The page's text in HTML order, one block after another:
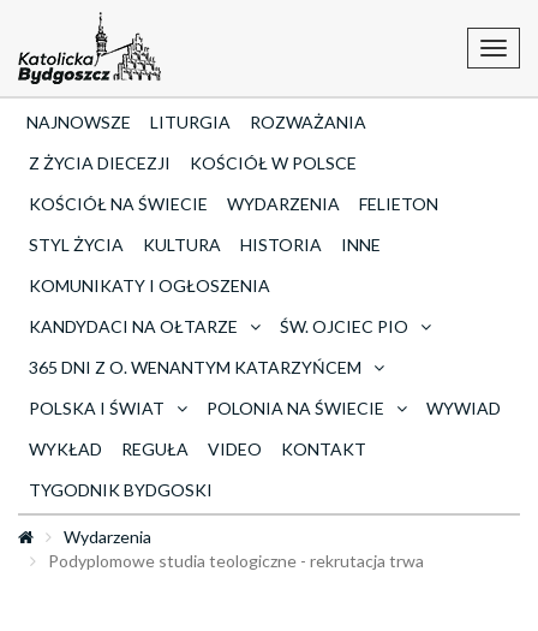
NAJNOWSZE LITURGIA
ROZWAŻANIA
Z ŻYCIA DIECEZJI
KOŚCIÓŁ W POLSCE
KOŚCIÓŁ NA ŚWIECIE
WYDARZENIA
FELIETON
STYL ŻYCIA
KULTURA HISTORIA
INNE
KOMUNIKATY I OGŁOSZENIA
KANDYDACI NA OŁTARZE
ŚW. OJCIEC PIO
365 DNI Z O. WENANTYM KATARZYŃCEM
POLSKA I ŚWIAT
POLONIA NA ŚWIECIE
WYWIAD
WYKŁAD
REGUŁA VIDEO
KONTAKT
TYGODNIK BYDGOSKI
Wydarzenia
Podyplomowe studia teologiczne - rekrutacja trwa